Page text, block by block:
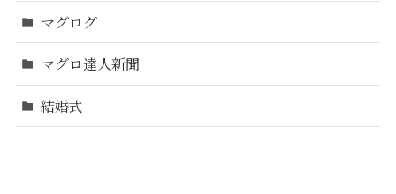
マグログ
マグロ達人新聞
結婚式